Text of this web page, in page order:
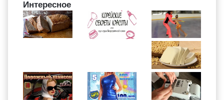
Интересное